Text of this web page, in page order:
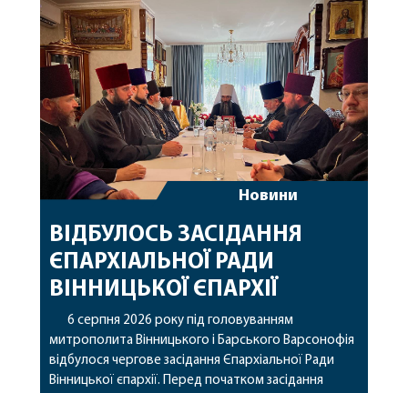
Новини
ВІДБУЛОСЬ ЗАСІДАННЯ
ЄПАРХІАЛЬНОЇ РАДИ
ВІННИЦЬКОЇ ЄПАРХІЇ
6 серпня 2026 року під головуванням
митрополита Вінницького і Барського Варсонофія
відбулося чергове засідання Єпархіальної Ради
Вінницької єпархії. Перед початком засідання